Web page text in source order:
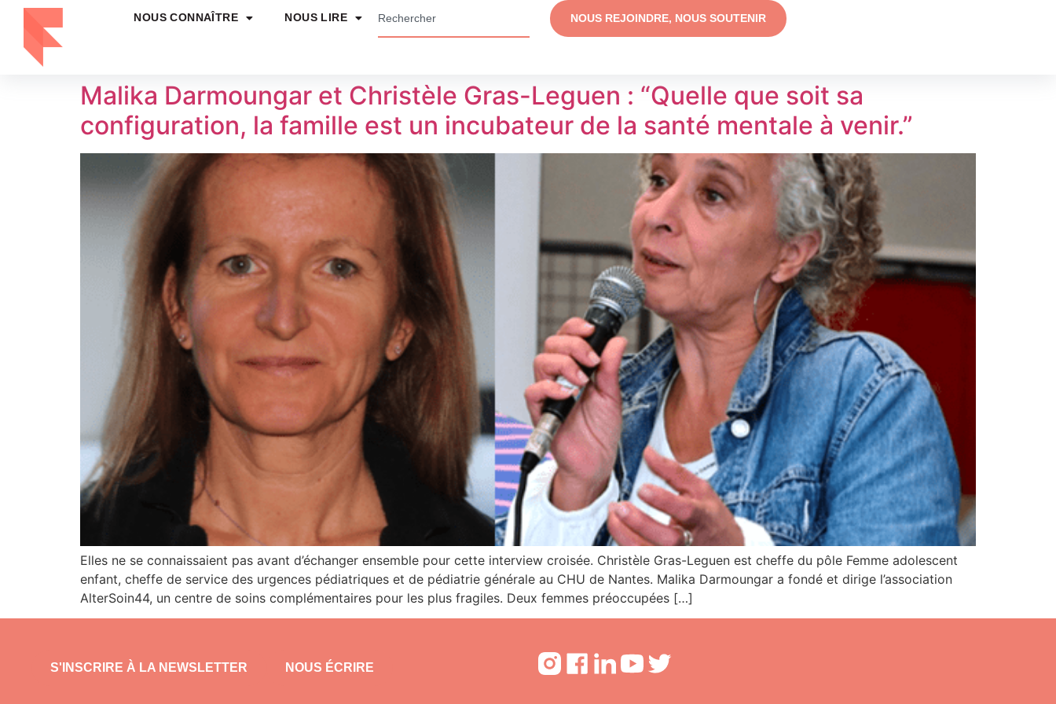
NOUS CONNAÎTRE NOUS LIRE NOUS REJOINDRE, NOUS SOUTENIR
Malika Darmoungar et Christèle Gras-Leguen : “Quelle que soit sa
configuration, la famille est un incubateur de la santé mentale à venir.”
Elles ne se connaissaient pas avant d’échanger ensemble pour cette interview croisée. Christèle Gras-Leguen est cheffe du pôle Femme adolescent
enfant, cheffe de service des urgences pédiatriques et de pédiatrie générale au CHU de Nantes. Malika Darmoungar a fondé et dirige l’association
AlterSoin44, un centre de soins complémentaires pour les plus fragiles. Deux femmes préoccupées […]
S'INSCRIRE À LA NEWSLETTER NOUS ÉCRIRE